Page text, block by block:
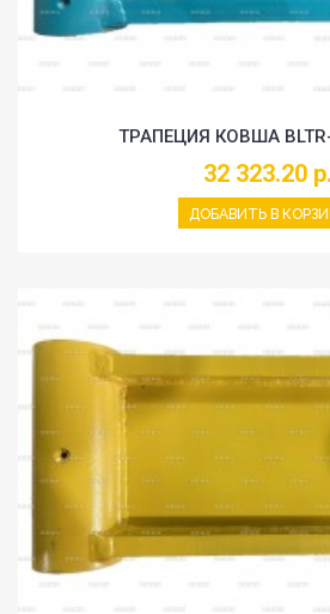
ТРАПЕЦИЯ КОВША
32 323.20 р.
ДОБАВИТЬ В